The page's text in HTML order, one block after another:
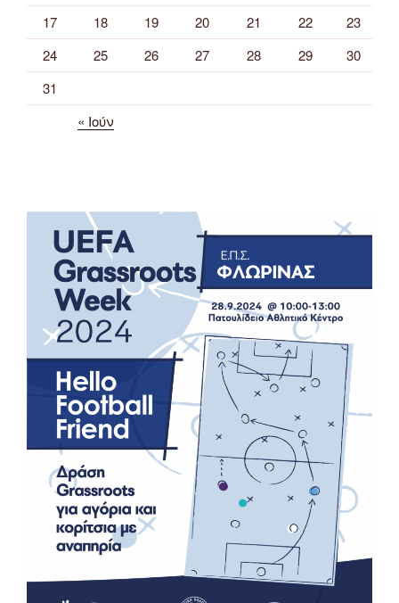
17
18 19 20 21 22
23
24
25 26 27 28 29
30
31
« Ιούν